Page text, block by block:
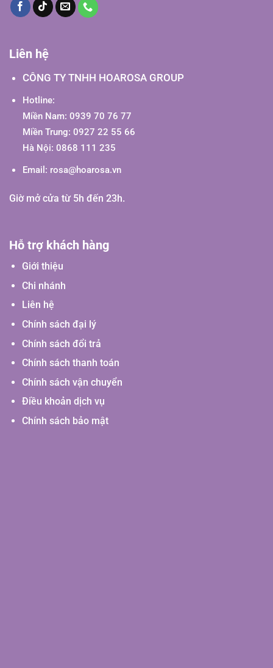
Liên hệ
CÔNG TY TNHH HOAROSA GROUP
Hotline:
Miền Nam: 0939 70 76 77
Miền Trung: 0927 22 55 66
Hà Nội: 0868 111 235
Email: rosa@hoarosa.vn
Giờ mở cửa từ 5h đến 23h.
Hỗ trợ khách hàng
Giới thiệu
Chi nhánh
Liên hệ
Chính sách đại lý
Chính sách đổi trả
Chính sách thanh toán
Chính sách vận chuyển
Điều khoản dịch vụ
Chính sách bảo mật